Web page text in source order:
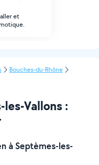
et
Bouches-du-Rhône
Vallons :
à Septèmes-les-